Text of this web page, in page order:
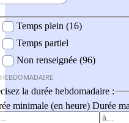
Temps plein (16)
Temps partiel
Non renseignée (96)
la durée hebdomadaire :
minimale (en heure) Durée